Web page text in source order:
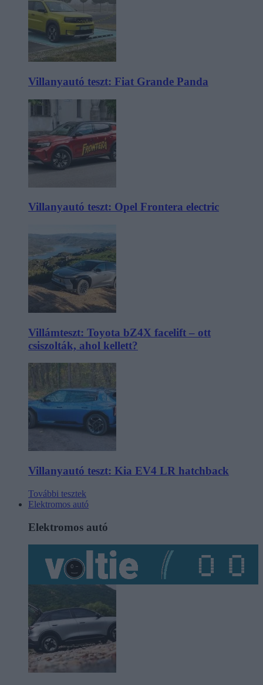
Villanyautó teszt: Fiat Grande Panda
Villanyautó teszt: Opel Frontera electric
Villámteszt: Toyota bZ4X facelift – ott
csiszolták, ahol kellett?
Villanyautó teszt: Kia EV4 LR hatchback
További tesztek
Elektromos autó
Elektromos autó